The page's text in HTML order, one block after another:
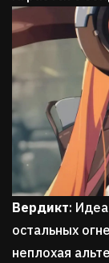
Вердикт:
остальных
неплохая